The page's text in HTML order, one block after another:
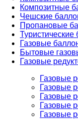
Композитные
Чешские
Пропановые
Туристические
Газовые
Бытовые
Газовые
Газовые
Газовые
Газовые
Газовые
Газовые